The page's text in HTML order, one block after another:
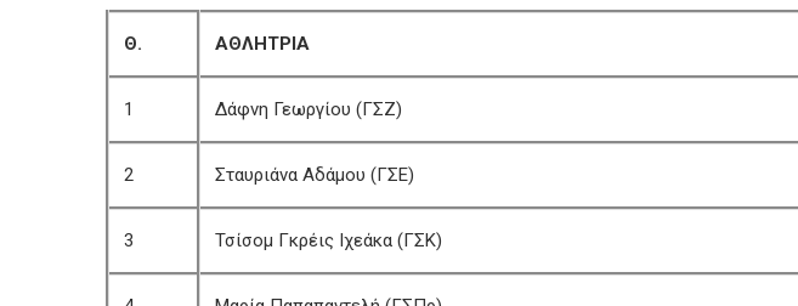
Θ. ΑΘΛΗΤΡΙΑ
1 Δάφνη Γεωργίου (ΓΣΖ)
2 Σταυριάνα Αδάμου (ΓΣΕ)
3 Τσίσομ Γκρέις Ιχεάκα (ΓΣΚ)